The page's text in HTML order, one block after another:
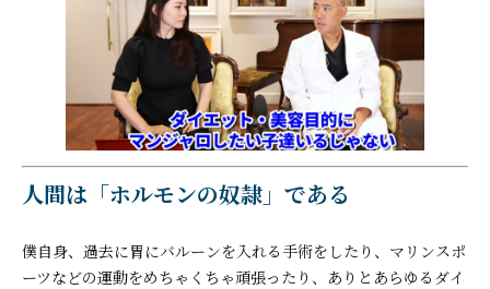
人間は「ホルモンの奴隷」である
僕自身、過去に胃にバルーンを入れる手術をしたり、マリンスポ
ーツなどの運動をめちゃくちゃ頑張ったり、ありとあらゆるダイ